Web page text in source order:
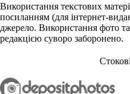
Використання текстових
посиланням (для інтернет-
джерело. Використання фото
редакцією суворо заборонено.